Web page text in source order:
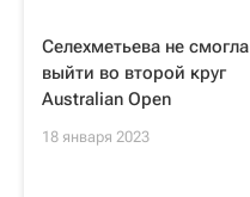
Селехметьева не смогла
выйти во второй круг
Australian Open
18 января 2023